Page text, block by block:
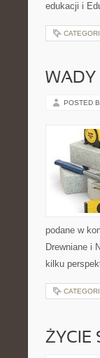
edukacji i
WADY
POSTED
podane w
Drewniane i
kilku
ŻYCIE